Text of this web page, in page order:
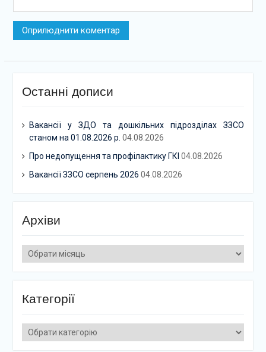
Останні дописи
Вакансії у ЗДО та дошкільних підрозділах ЗЗСО
станом на 01.08.2026 р. 04.08.2026
Про недопущення та профілактику ГКІ 04.08.2026
Вакансії ЗЗСО серпень 2026 04.08.2026
Архіви
Архіви
Категорії
Категорії